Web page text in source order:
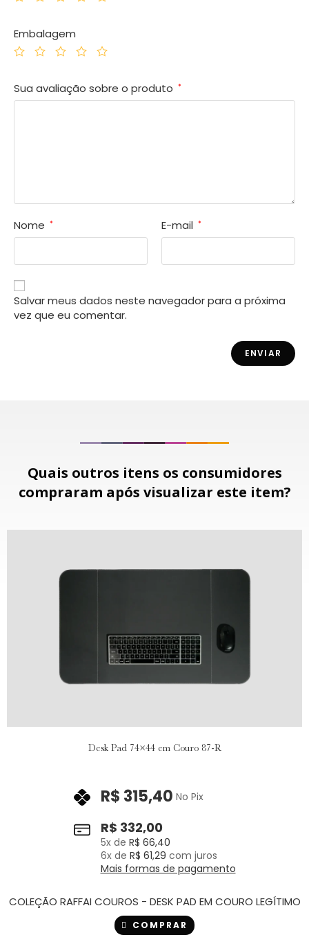
Embalagem
Sua avaliação sobre o produto *
Nome * E-mail *
Salvar meus dados neste navegador para a próxima
vez que eu comentar.
Quais outros itens os consumidores
compraram após visualizar este item?
Desk Pad 74×44 em Couro 87-R
R$ 332,00
5x de R$ 66,40
6x de R$ 61,29 com juros
Mais formas de pagamento
R$ 315,40 No Pix
COLEÇÃO RAFFAI COUROS - DESK PAD EM COURO LEGÍTIMO
COMPRAR